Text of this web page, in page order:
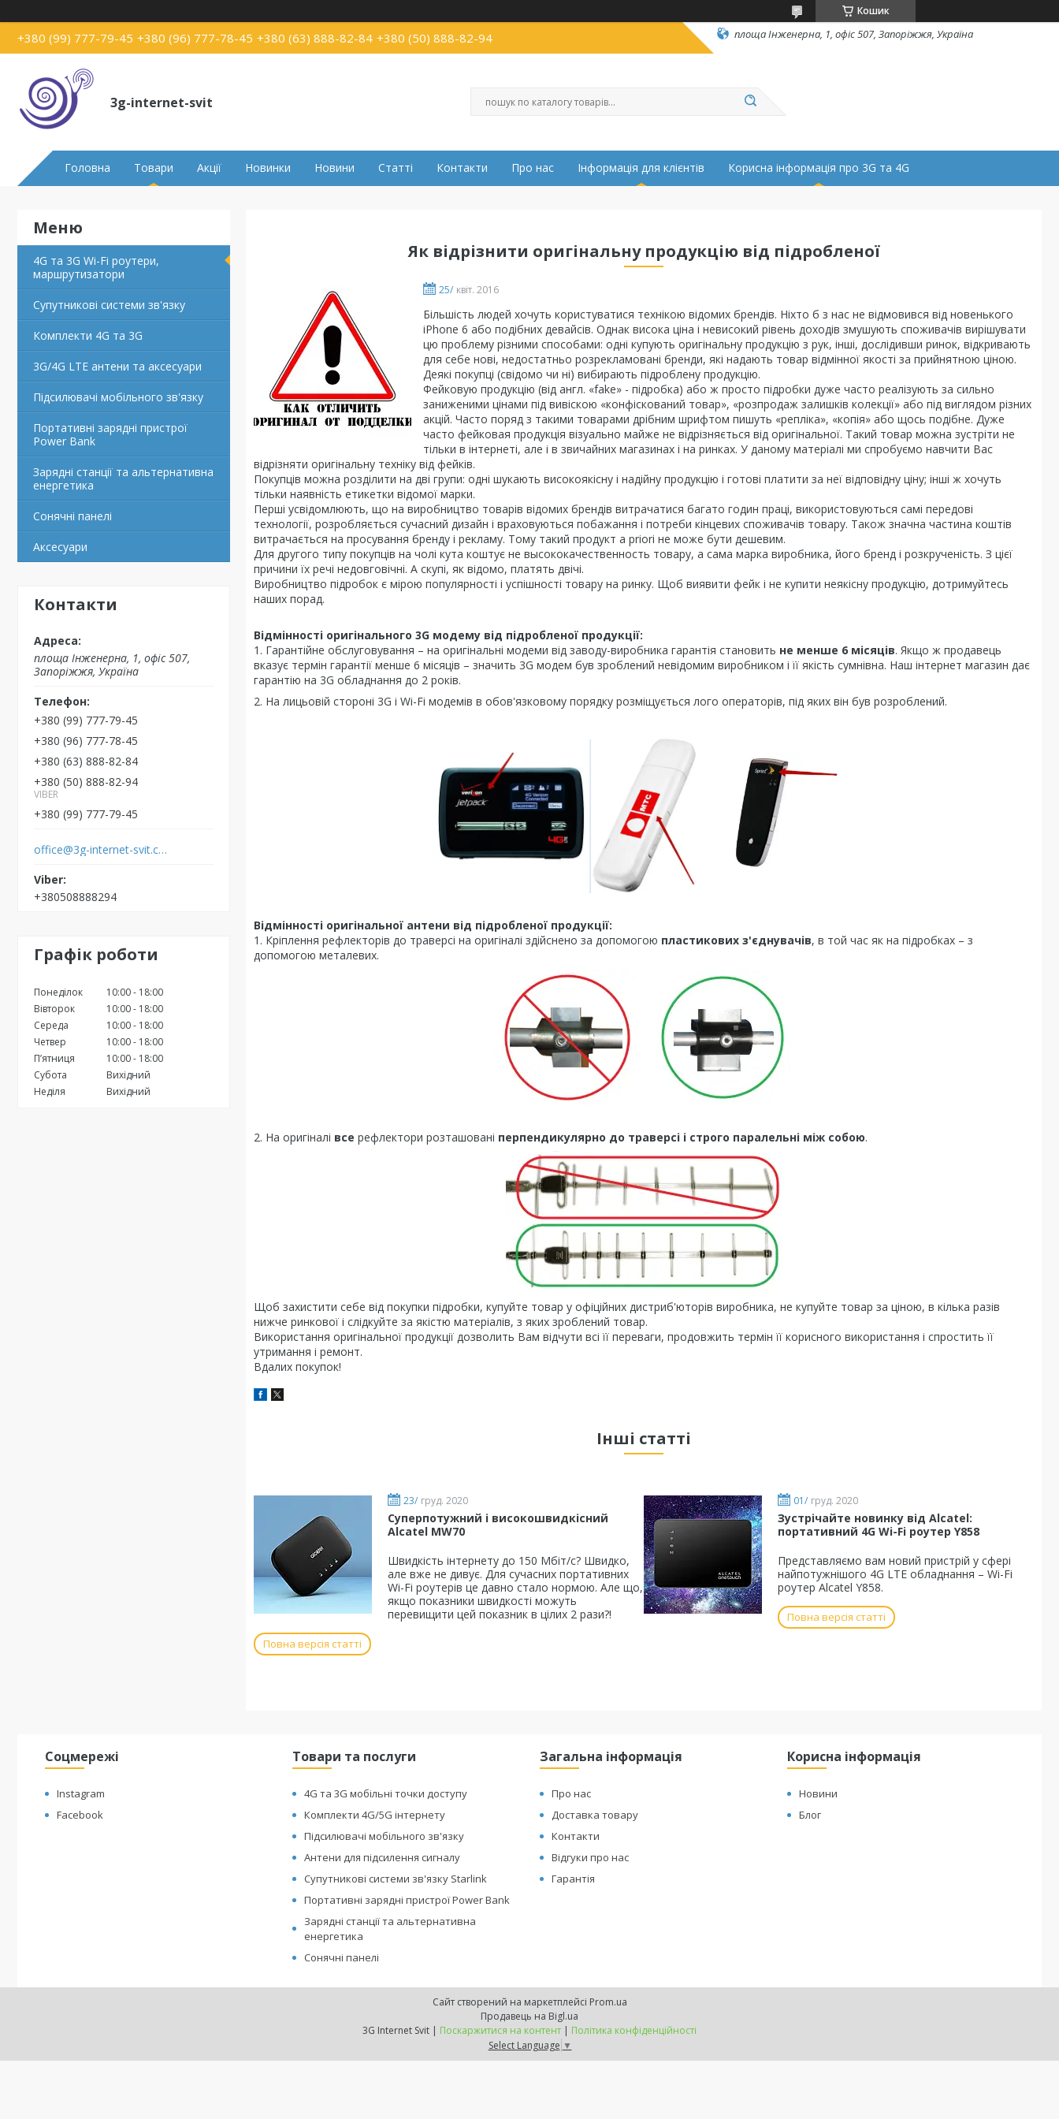
Кошик
+380 (99) 777-79-45 +380 (96) 777-78-45 +380 (63) 888-82-84 +380 (50) 888-82-94 площа Інженерна, 1, офіс 507, Запоріжжя, Україна
3g-internet-svit
Головна Товари Акції Новинки Новини Статті Контакти Про нас Інформація для клієнтів Корисна інформація про 3G та 4G
4G та 3G Wi-Fi роутери,
маршрутизатори
Супутникові системи зв'язку
Комплекти 4G та 3G
3G/4G LTE антени та аксесуари
Підсилювачі мобільного зв'язку
Портативні зарядні пристрої
Power Bank
Зарядні станції та альтернативна
енергетика
Сонячні панелі
Аксесуари
Контакти
площа Інженерна, 1, офіс 507,
Запоріжжя, Україна
+380 (99) 777-79-45
+380 (96) 777-78-45
+380 (63) 888-82-84
+380 (50) 888-82-94
VIBER
+380 (99) 777-79-45
office@3g-internet-svit.com.ua
+380508888294
Графік роботи
Понеділок 10:00
18:00
Вівторок
10:00
18:00
Середа
10:00
18:00
Четвер
10:00
18:00
Пʼятниця
10:00
18:00
Субота
Вихідний
Неділя
Вихідний
Як відрізнити оригінальну продукцію від підробленої
25/ квіт. 2016
Більшість людей хочуть користуватися технікою відомих брендів. Ніхто б з нас не відмовився від новенького
iPhone 6 або подібних девайсів. Однак висока ціна і невисокий рівень доходів змушують споживачів вирішувати
цю проблему різними способами: одні купують оригінальну продукцію з рук, інші, дослідивши ринок, відкривають
для себе нові, недостатньо розрекламовані бренди, які надають товар відмінної якості за прийнятною ціною.
Деякі покупці (свідомо чи ні) вибирають підроблену продукцію.
Фейковую продукцію (від англ. «fake» - підробка) або ж просто підробки дуже часто реалізують за сильно
заниженими цінами під вивіскою «конфіскований товар», «розпродаж залишків колекції» або під виглядом різних
акцій. Часто поряд з такими товарами дрібним шрифтом пишуть «репліка», «копія» або щось подібне. Дуже
часто фейковая продукція візуально майже не відрізняється від оригінальної. Такий товар можна зустріти не
тільки в інтернеті, але і в звичайних магазинах і на ринках. У даному матеріалі ми спробуємо навчити Вас
відрізняти оригінальну техніку від фейків.
Покупців можна розділити на дві групи: одні шукають високоякісну і надійну продукцію і готові платити за неї відповідну ціну; інші ж хочуть
тільки наявність етикетки відомої марки.
Перші усвідомлюють, що на виробництво товарів відомих брендів витрачатися багато годин праці, використовуються самі передові
технології, розробляється сучасний дизайн і враховуються побажання і потреби кінцевих споживачів товару. Також значна частина коштів
витрачається на просування бренду і рекламу. Тому такий продукт a priori не може бути дешевим.
Для другого типу покупців на чолі кута коштує не высококачественность товару, а сама марка виробника, його бренд і розкрученість. З цієї
причини їх речі недовговічні. А скупі, як відомо, платять двічі.
Виробництво підробок є мірою популярності і успішності товару на ринку. Щоб виявити фейк і не купити неякісну продукцію, дотримуйтесь
наших порад.
Відмінності оригінального 3G модему від підробленої продукції:
1. Гарантійне обслуговування – на оригінальні модеми від заводу-виробника гарантія становить не менше 6 місяців. Якщо ж продавець
вказує термін гарантії менше 6 місяців – значить 3G модем був зроблений невідомим виробником і її якість сумнівна. Наш інтернет магазин дає
гарантію на 3G обладнання до 2 років.
2. На лицьовій стороні 3G і Wi-Fi модемів в обов'язковому порядку розміщується лого операторів, під яких він був розроблений.
Відмінності оригінальної антени від підробленої продукції:
1. Кріплення рефлекторів до траверсі на оригіналі здійснено за допомогою пластикових з'єднувачів, в той час як на підробках – з
допомогою металевих.
2. На оригіналі все рефлектори розташовані перпендикулярно до траверсі і строго паралельні між собою.
Щоб захистити себе від покупки підробки, купуйте товар у офіційних дистриб'юторів виробника, не купуйте товар за ціною, в кілька разів
нижче ринкової і слідкуйте за якістю матеріалів, з яких зроблений товар.
Використання оригінальної продукції дозволить Вам відчути всі її переваги, продовжить термін її корисного використання і спростить її
утримання і ремонт.
Вдалих покупок!
Інші статті
23/ груд. 2020
Суперпотужний і високошвидкісний
Alcatel MW70
Швидкість інтернету до 150 Мбіт/с? Швидко,
але вже не дивує. Для сучасних портативних
Wi-Fi роутерів це давно стало нормою. Але що,
якщо показники швидкості можуть
перевищити цей показник в цілих 2 рази?!
Повна версія статті
01/ груд. 2020
Зустрічайте новинку від Alcatel:
портативний 4G Wi-Fi роутер Y858
Представляємо вам новий пристрій у сфері
найпотужнішого 4G LTE обладнання – Wi-Fi
роутер Alcatel Y858.
Повна версія статті
Соцмережі
Instagram
Facebook
Товари та послуги
4G та 3G мобільні точки доступу
Комплекти 4G/5G інтернету
Підсилювачі мобільного зв'язку
Антени для підсилення сигналу
Супутникові системи зв'язку Starlink
Портативні зарядні пристрої Power Bank
Зарядні станції та альтернативна
енергетика
Сонячні панелі
Загальна інформація
Про нас
Доставка товару
Контакти
Відгуки про нас
Гарантія
Корисна інформація
Новини
Блог
Сайт створений на маркетплейсі Prom.ua
Продавець на Bigl.ua
3G Internet Svit | Поскаржитися на контент | Політика конфіденційності
Select Language ▼